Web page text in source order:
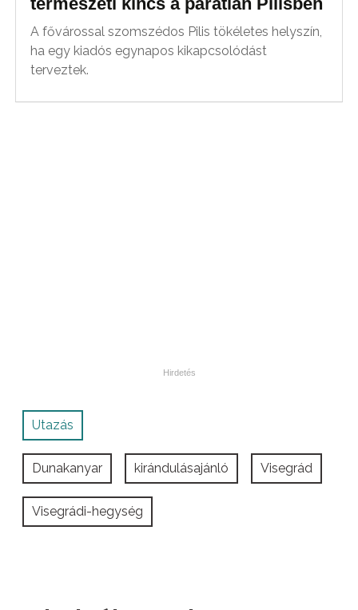
A fővárossal szomszédos Pilis tökéletes helyszín,
ha egy kiadós egynapos kikapcsolódást
terveztek.
Utazás
Dunakanyar kirándulásajánló Visegrád
Visegrádi-hegység